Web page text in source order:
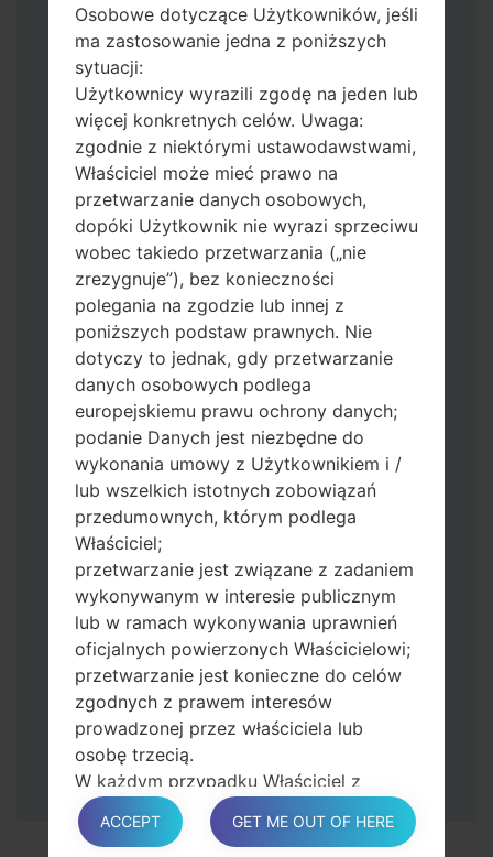
Jeśli chcesz wyczyścić pamięć flash użyj
CSC_*** albo użyj HOME_CSC_ ***, aby
zachować wszystkie swoje dane i aplikacje.
Teraz wyłącz swój telefon i przejdź do
trybu pobierania. Jak wykonać wszystkie
metody:
Naciśnij i przytrzymaj klawisz zasilania,
przycisk zwiększania głośności i klawisz
Bixby.
Naciśnij i przytrzymaj klawisze
zwiększania i zmniejszania głośności,
następnie podłącz kabel USB.
Naciśnij i przytrzymaj klawisz zasilania,
przycisk zmniejszania głośności i klawisz
strony domowej.
Podłącz kabel USB, a następnie naciśnij i
przytrzymaj przycisk Bixby i klawisz
zmniejszania głośności.
Naciśnij i przytrzymaj klawisz zasilania i
przycisk zwiększania głośności.
Następnie podłącz urządzenie do
komputera, Odin powinien wykryć
telefon, a na ekranie pojawi się numer
portu COM.
Podaj tylko czas przywracania ustawień
fabrycznych i automatycznego
ponownego uruchamiania.
Na koniec naciśnij klawisz Start. Twój
telefon uruchomi się ponownie i odłączy
się od komputera.
Osobowe dotyczące Użytkowników, jeśli
ma zastosowanie jedna z poniższych
sytuacji:
Użytkownicy wyrazili zgodę na jeden lub
więcej konkretnych celów. Uwaga:
zgodnie z niektórymi ustawodawstwami,
Właściciel może mieć prawo na
przetwarzanie danych osobowych,
dopóki Użytkownik nie wyrazi sprzeciwu
wobec takiedo przetwarzania („nie
zrezygnuje”), bez konieczności
polegania na zgodzie lub innej z
poniższych podstaw prawnych. Nie
dotyczy to jednak, gdy przetwarzanie
danych osobowych podlega
europejskiemu prawu ochrony danych;
podanie Danych jest niezbędne do
wykonania umowy z Użytkownikiem i /
lub wszelkich istotnych zobowiązań
przedumownych, którym podlega
Właściciel;
przetwarzanie jest związane z zadaniem
wykonywanym w interesie publicznym
lub w ramach wykonywania uprawnień
oficjalnych powierzonych Właścicielowi;
przetwarzanie jest konieczne do celów
zgodnych z prawem interesów
prowadzonej przez właściciela lub
osobę trzecią.
W każdym przypadku Właściciel z
przyjemnością pomoże wyjaśnić
konkretną podstawę prawną, która ma
ACCEPT GET ME OUT OF HERE